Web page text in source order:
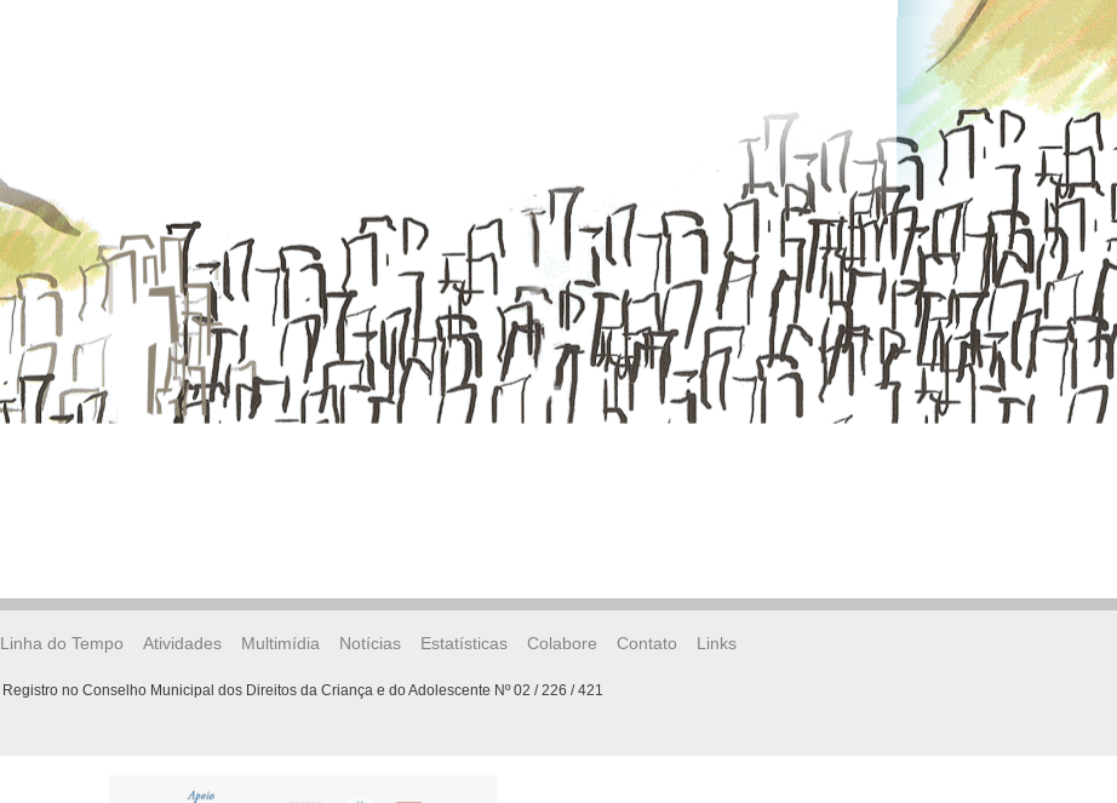
Linha do Tempo Atividades Multimídia Notícias Estatísticas Colabore Contato Links
Registro no Conselho Municipal dos Direitos da Criança e do Adolescente Nº 02 / 226 / 421